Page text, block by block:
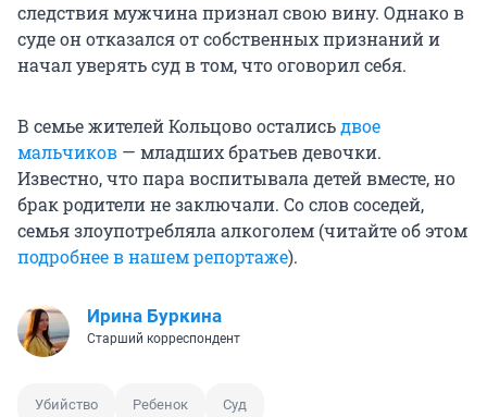
следствия мужчина признал свою вину. Однако в
суде он отказался от собственных признаний и
начал уверять суд в том, что оговорил себя.
В семье жителей Кольцово осталисьдвое
мальчиков — младших братьев девочки.
Известно, что пара воспитывала детей вместе, но
брак родители не заключали. Со слов соседей,
семья злоупотребляла алкоголем (читайте об этом
подробнее в нашем репортаже).
Ирина Буркина
Старший корреспондент
Убийство Ребенок Суд